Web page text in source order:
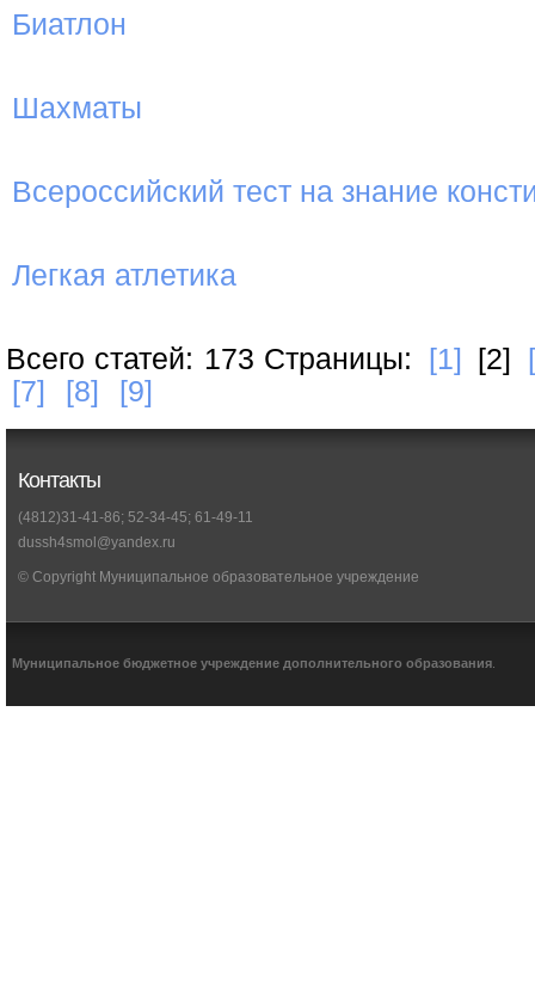
Биатлон
Шахматы
Всероссийский тест на знание
Легкая атлетика
Всего статей: 173 Страницы: [1] [2]
[7]
[8] [9]
Контакты
(4812)31-41-86; 52-34-45; 61-49-11
dussh4smol@yandex.ru
© Copyright Муниципальное образовательное учреждение
Муниципальное бюджетное учреждение дополнительного образования